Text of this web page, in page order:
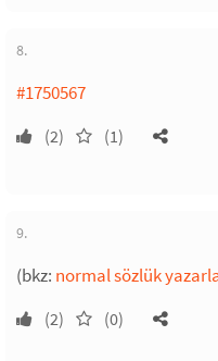
8.
#1750567
(2) (1)
9.
(bkz: normal sözlük
(2) (0)